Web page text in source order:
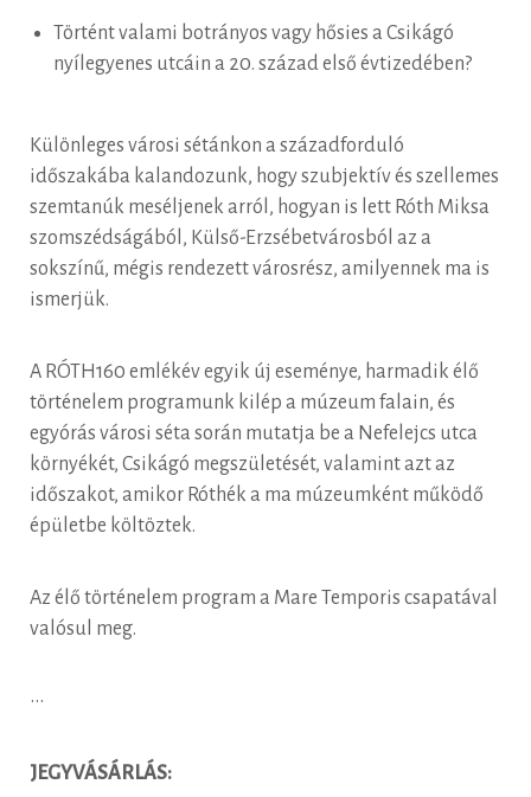
Történt valami botrányos vagy hősies a Csikágó
nyílegyenes utcáin a 20. század első évtizedében?
Különleges városi sétánkon a századforduló
időszakába kalandozunk, hogy szubjektív és szellemes
szemtanúk meséljenek arról, hogyan is lett Róth Miksa
szomszédságából, Külső-Erzsébetvárosból az a
sokszínű, mégis rendezett városrész, amilyennek ma is
ismerjük.
A RÓTH160 emlékév egyik új eseménye, harmadik élő
történelem programunk kilép a múzeum falain, és
egyórás városi séta során mutatja be a Nefelejcs utca
környékét, Csikágó megszületését, valamint azt az
időszakot, amikor Róthék a ma múzeumként működő
épületbe költöztek.
Az élő történelem program a Mare Temporis csapatával
valósul meg.
•••
JEGYVÁSÁRLÁS: